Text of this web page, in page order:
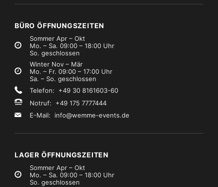
BÜRO ÖFFNUNGSZEITEN
Sommer Apr – Okt
Mo. – Sa. 09:00 – 18:00 Uhr
So. geschlossen
Winter Nov – Mär
Mo. – Fr. 09:00 – 17:00 Uhr
Sa. – So. geschlossen
Telefon: +49 30 8161603-60
Notruf: +49 175 7777444
E-Mail: info@wemme-events.de
LAGER ÖFFNUNGSZEITEN
Sommer Apr – Okt
Mo. – Sa. 09:00 – 18:00 Uhr
So. geschlossen